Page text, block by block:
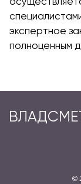
экспертное
полноценным
©